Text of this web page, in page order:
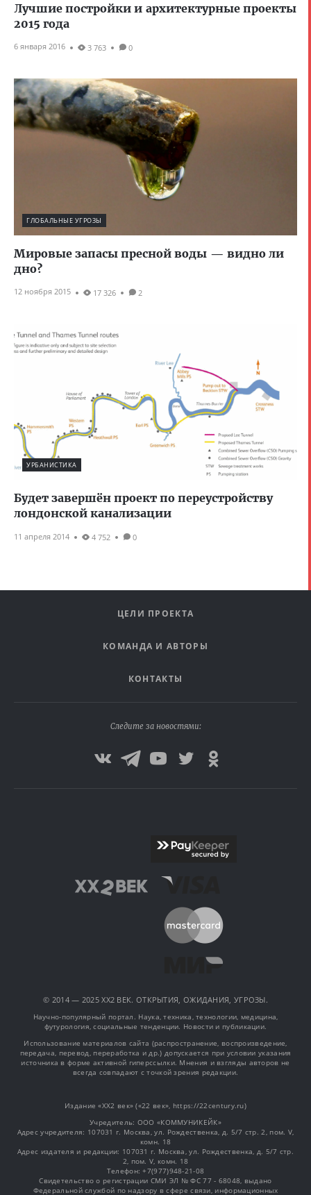
Лучшие постройки и архитектурные проекты
2015 года
6 января 2016 3 763 0
ГЛОБАЛЬНЫЕ УГРОЗЫ
Мировые запасы пресной воды — видно ли
дно?
12 ноября 2015 17 326 2
УРБАНИСТИКА
Будет завершён проект по переустройству
лондонской канализации
11 апреля 2014 4 752 0
ЦЕЛИ ПРОЕКТА
КОМАНДА И АВТОРЫ
КОНТАКТЫ
Следите за новостями:
© 2014 — 2025 XX2 ВЕК. ОТКРЫТИЯ, ОЖИДАНИЯ, УГРОЗЫ.
Научно-популярный портал. Наука, техника, технологии, медицина,
футурология, социальные тенденции. Новости и публикации.
Использование материалов сайта (распространение, воспроизведение,
передача, перевод, переработка и др.) допускается при условии указания
источника в форме активной гиперссылки. Мнения и взгляды авторов не
всегда совпадают с точкой зрения редакции.
Издание «XX2 век» («22 век», https://22century.ru)
Учредитель: OOO «КОММУНИКЕЙК»
Адрес учредителя: 107031 г. Москва, ул. Рождественка, д. 5/7 стр. 2, пом. V,
комн. 18
Адрес издателя и редакции: 107031 г. Москва, ул. Рождественка, д. 5/7 стр.
2, пом. V, комн. 18
Телефон: +7(977)948-21-08
Свидетельство о регистрации СМИ ЭЛ № ФС 77 - 68048, выдано
Федеральной службой по надзору в сфере связи, информационных